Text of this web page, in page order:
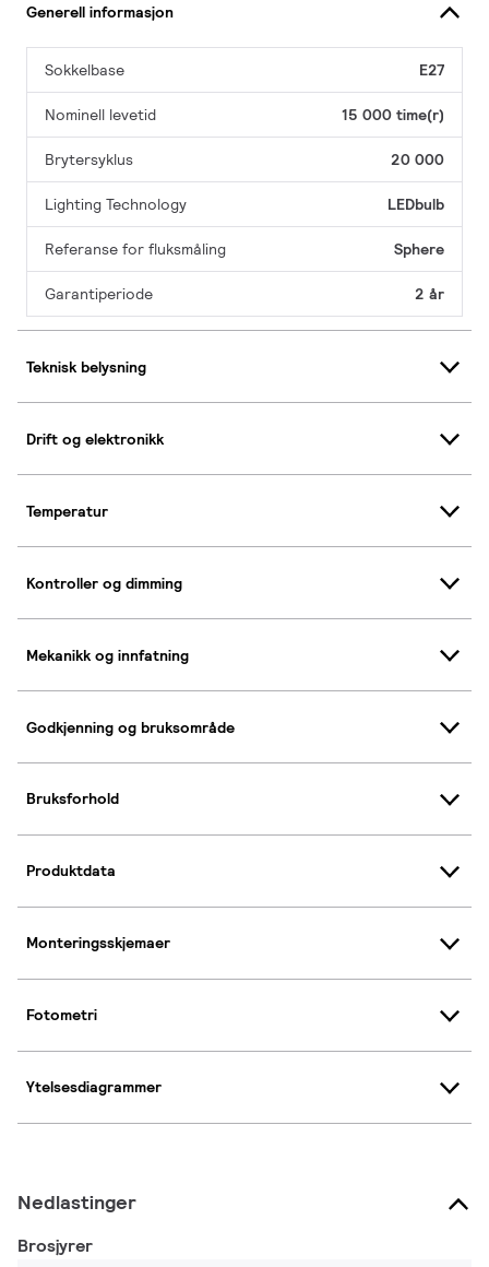
Generell informasjon
Sokkelbase E27
Nominell levetid 15 000 time(r)
Brytersyklus 20 000
Lighting Technology LEDbulb
Referanse for fluksmåling Sphere
Garantiperiode 2 år
Teknisk belysning
Drift og elektronikk
Temperatur
Kontroller og dimming
Mekanikk og innfatning
Godkjenning og bruksområde
Bruksforhold
Produktdata
Monteringsskjemaer
Fotometri
Ytelsesdiagrammer
Nedlastinger
Brosjyrer